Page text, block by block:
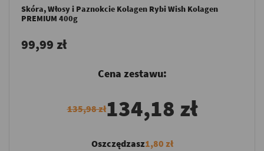
Skóra, Włosy i Paznokcie Kolagen Rybi Wish Kolagen
PREMIUM 400g
99,99 zł
Cena zestawu:
135,98 zł134,18 zł
Oszczędzasz1,80 zł